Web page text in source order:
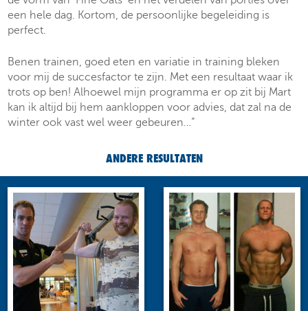
een hele dag. Kortom, de persoonlijke begeleiding is
perfect.
Benen trainen, goed eten en variatie in training bleken
voor mij de succesfactor te zijn. Met een resultaat waar ik
trots op ben! Alhoewel mijn programma er op zit bij Mart
kan ik altijd bij hem aankloppen voor advies, dat zal na de
winter ook vast wel weer gebeuren…”
ANDERE RESULTATEN